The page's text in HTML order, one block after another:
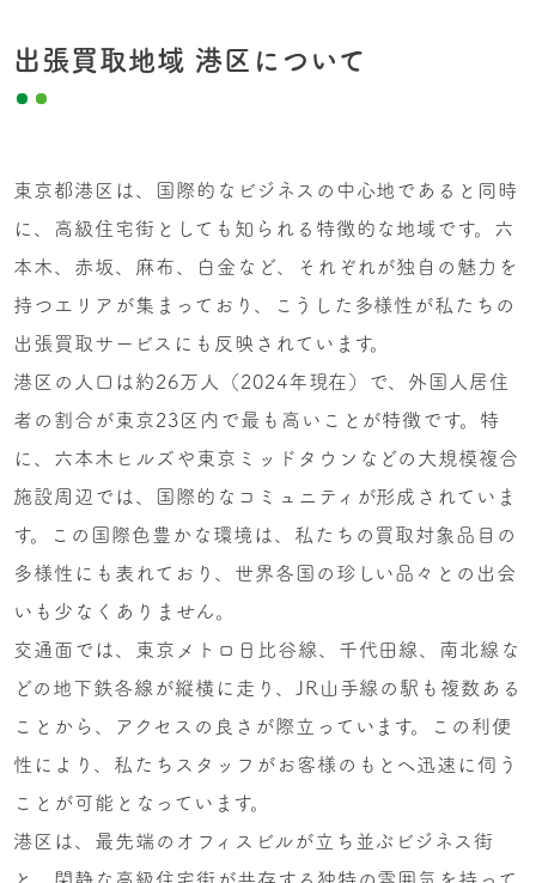
出張買取地域 港区について
東京都港区は、国際的なビジネスの中心地であると同時
に、高級住宅街としても知られる特徴的な地域です。六
本木、赤坂、麻布、白金など、それぞれが独自の魅力を
持つエリアが集まっており、こうした多様性が私たちの
出張買取サービスにも反映されています。
港区の人口は約26万人（2024年現在）で、外国人居住
者の割合が東京23区内で最も高いことが特徴です。特
に、六本木ヒルズや東京ミッドタウンなどの大規模複合
施設周辺では、国際的なコミュニティが形成されていま
す。この国際色豊かな環境は、私たちの買取対象品目の
多様性にも表れており、世界各国の珍しい品々との出会
いも少なくありません。
交通面では、東京メトロ日比谷線、千代田線、南北線な
どの地下鉄各線が縦横に走り、JR山手線の駅も複数ある
ことから、アクセスの良さが際立っています。この利便
性により、私たちスタッフがお客様のもとへ迅速に伺う
ことが可能となっています。
港区は、最先端のオフィスビルが立ち並ぶビジネス街